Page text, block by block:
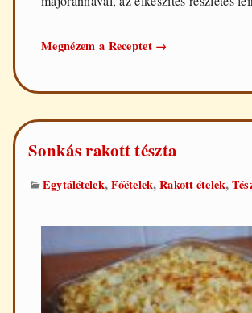
Megnézem a Receptet Tejszínes
→
Sonkás rakott tészta
Egytálételek,Főételek,Rakott ételek,